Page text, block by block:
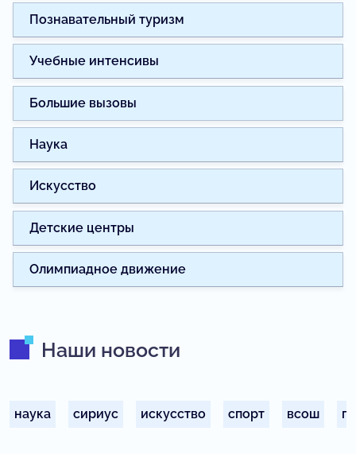
Наука
Искусство
Познавательный туризм
Детские центры
Учебные интенсивы
Олимпиадное движение
Большие вызовы
Наши новости
наука сириус искусство спорт всош